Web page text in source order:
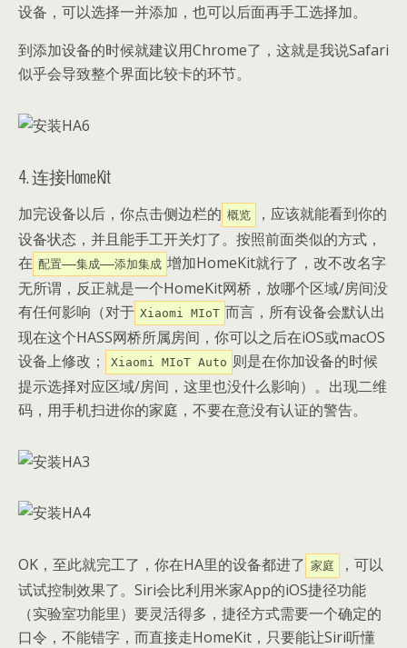
设备，可以选择一并添加，也可以后面再手工选择加。
到添加设备的时候就建议用Chrome了，这就是我说Safari
似乎会导致整个界面比较卡的环节。
4. 连接HomeKit
加完设备以后，你点击侧边栏的 概览
，应该就能看到你的
设备状态，并且能手工开关灯了。按照前面类似的方式，
在 配置——集成——添加集成 增加HomeKit就行了，改不改名字
无所谓，反正就是一个HomeKit网桥，放哪个区域/房间没
有任何影响（对于 Xiaomi MIoT 而言，所有设备会默认出
现在这个HASS网桥所属房间，你可以之后在iOS或macOS
设备上修改；
Xiaomi MIoT Auto 则是在你加设备的时候
提示选择对应区域/房间，这里也没什么影响）。出现二维
码，用手机扫进你的家庭，不要在意没有认证的警告。
OK，至此就完工了，你在HA里的设备都进了 家庭
，可以
试试控制效果了。Siri会比利用米家App的iOS捷径功能
（实验室功能里）要灵活得多，捷径方式需要一个确定的
口令，不能错字，而直接走HomeKit，只要能让Siri听懂